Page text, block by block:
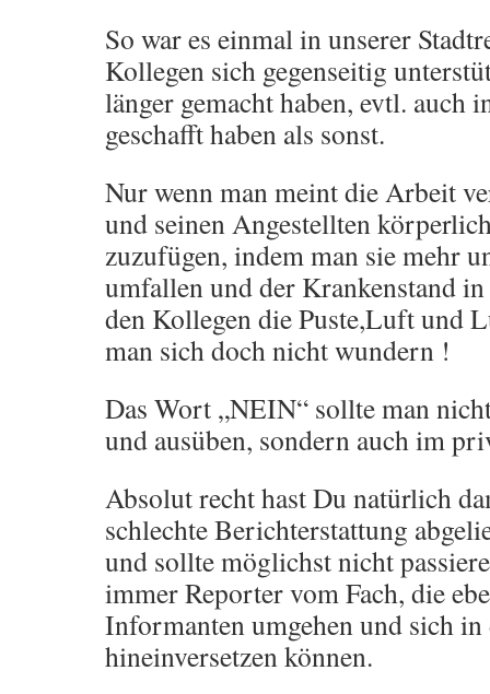
So war es einmal in unserer
Kollegen sich gegenseitig
länger gemacht haben, evtl. auch
geschafft haben als sonst.
Nur wenn man meint die Arbeit
und seinen Angestellten
zuzufügen, indem man sie mehr
umfallen und der Krankenstand
den Kollegen die Puste,Luft und
man sich doch nicht wundern !
Das Wort „NEIN“ sollte man
und ausüben, sondern auch im
Absolut recht hast Du natürlich
schlechte Berichterstattung
und sollte möglichst nicht
immer Reporter vom Fach, die
Informanten umgehen und sich in
hineinversetzen können.